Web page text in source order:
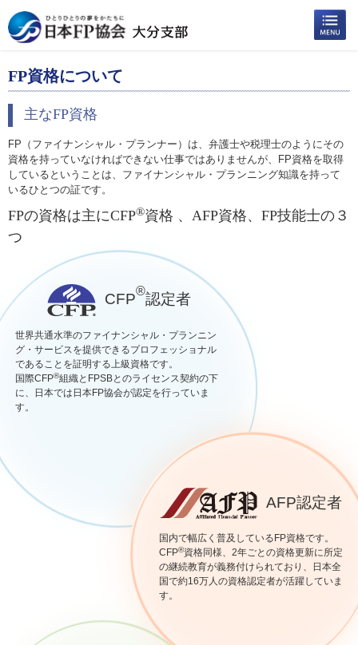
FP資格について
主なFP資格
FP（ファイナンシャル・プランナー）は、弁護士や税理士のようにその
資格を持っていなければできない仕事ではありませんが、FP資格を取得
しているということは、ファイナンシャル・プランニング知識を持って
いるひとつの証です。
FPの資格は主にCFP®資格 、AFP資格、FP技能士の３
つ
CFP®認定者
世界共通水準のファイナンシャル・プランニン
グ・サービスを提供できるプロフェッショナル
であることを証明する上級資格です。
国際CFP®組織とFPSBとのライセンス契約の下
に、日本では日本FP協会が認定を行っていま
す。
AFP認定者
国内で幅広く普及しているFP資格です。
CFP®資格同様、2年ごとの資格更新に所定
の継続教育が義務付けられており、日本全
国で約16万人の資格認定者が活躍していま
す。